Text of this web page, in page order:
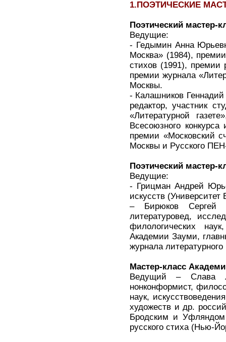
1.ПОЭТИЧЕСКИЕ
Поэтический мастер-
Ведущие:
- Гедымин Анна
Москва» (1984),
стихов (1991), премии
премии журнала
Москвы.
- Калашников
редактор, участник
«Литературной
Всесоюзного
премии «Московский
Москвы и Русского
Поэтический мастер-
Ведущие:
- Грицман Андрей
искусств
– Бирюков Сергей
литературовед,
филологических
Академии Зауми,
журнала
Мастер-класс
Ведущий – Слава
нонконформист,
наук,
художеств и др.
Бродским и
русского стиха (Нью-